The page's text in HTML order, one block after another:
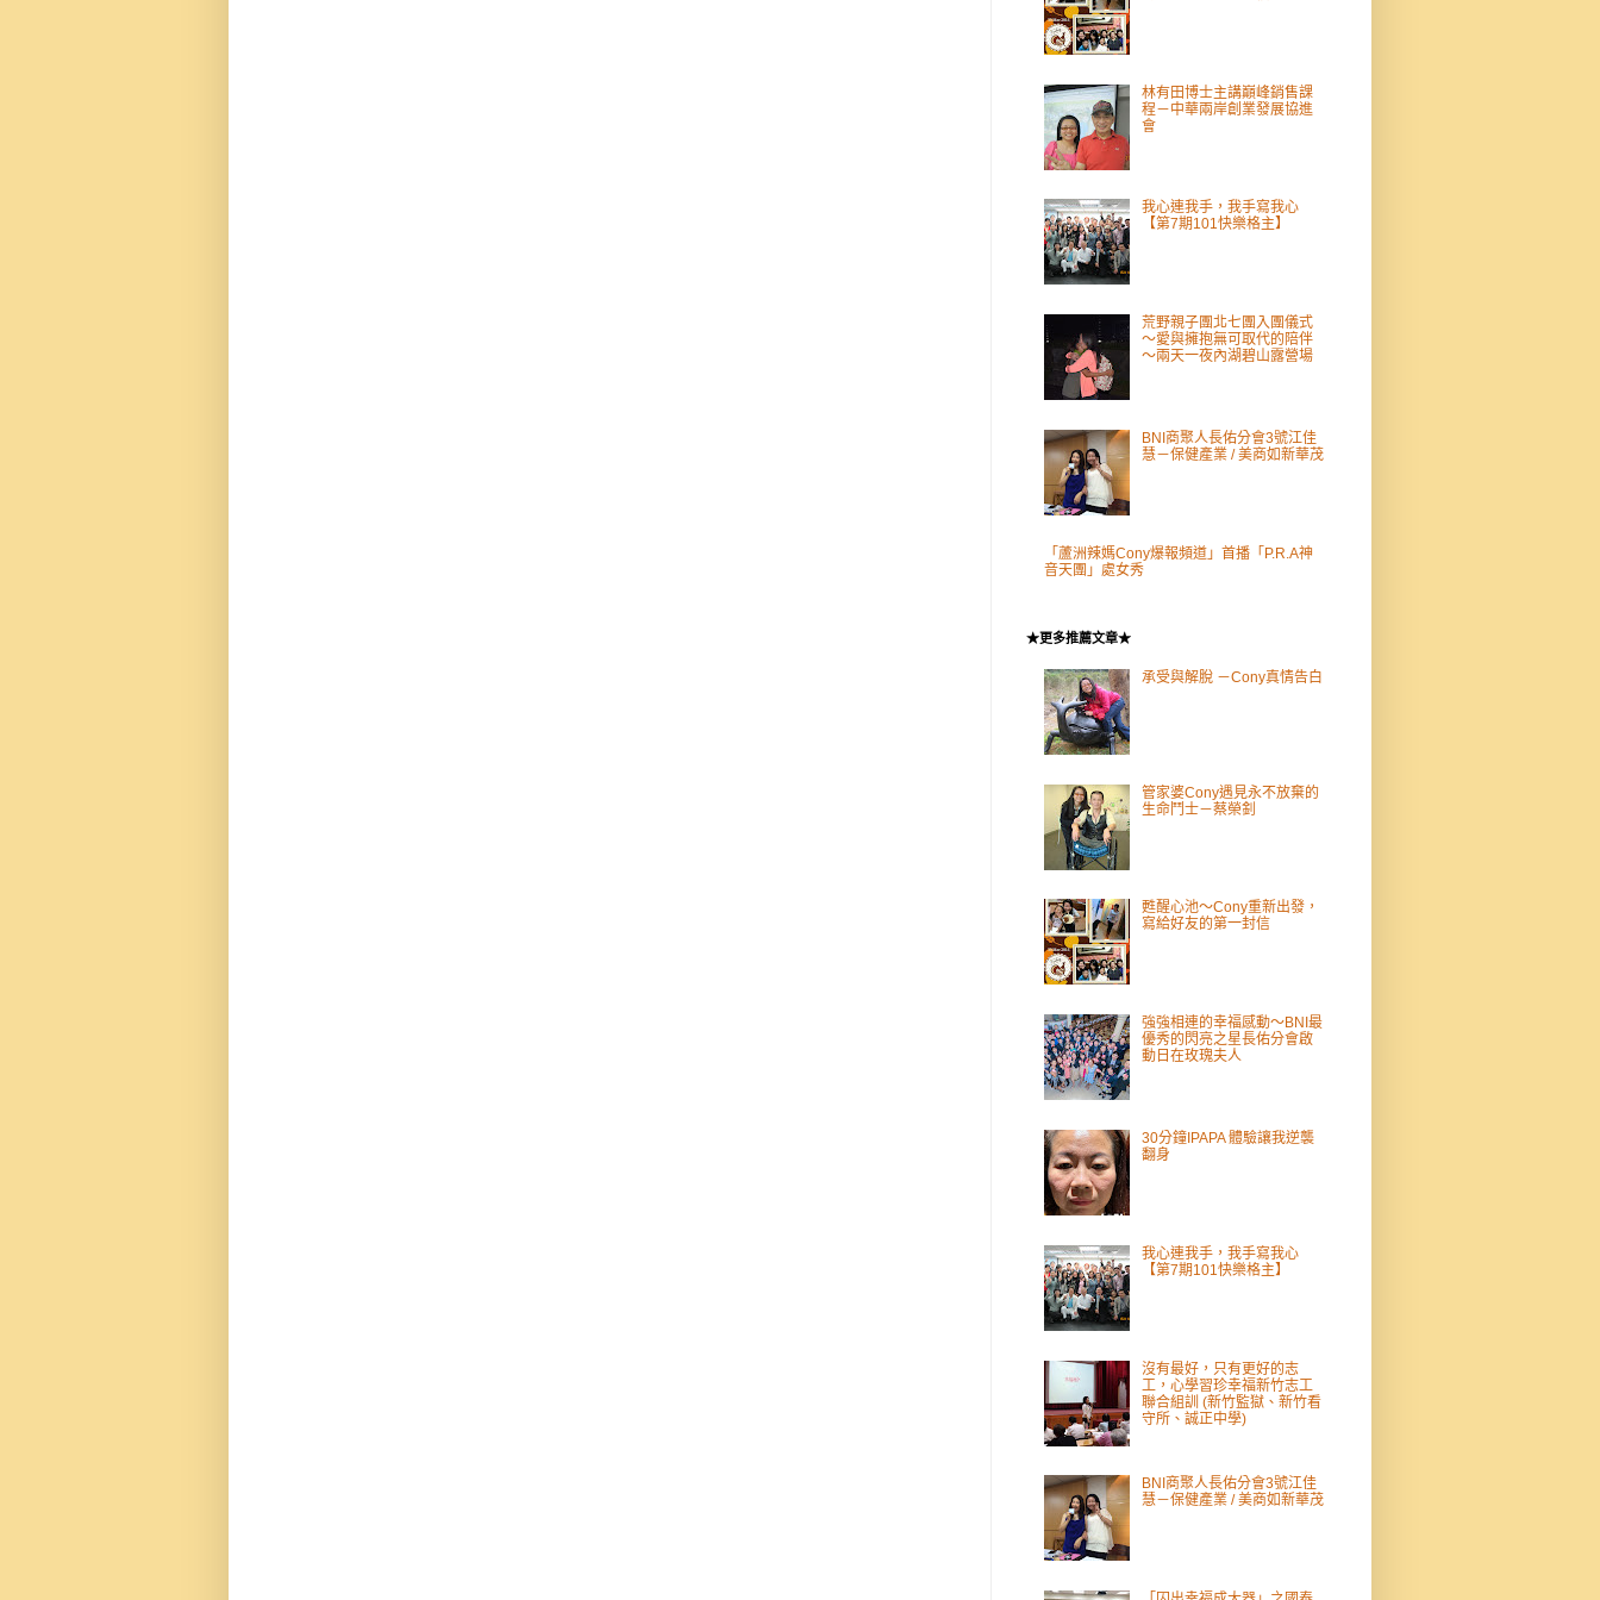
林有田博士主講巔峰銷售課
程－中華兩岸創業發展協進
會
我心連我手，我手寫我心
【第7期101快樂格主】
荒野親子團北七團入團儀式
～愛與擁抱無可取代的陪伴
～兩天一夜內湖碧山露營場
BNI商聚人長佑分會3號江佳
慧－保健產業 / 美商如新華茂
「蘆洲辣媽Cony爆報頻道」首播「P.R.A神
音天團」處女秀­
★更多推薦文章★
承受與解脫 －Cony真情告白
管家婆Cony遇見永不放棄的
生命鬥士－蔡榮釗
甦醒心池～Cony重新出發，
寫給好友的第一封信
強強相連的幸福感動～BNI最
優秀的閃亮之星長佑分會啟
動日在玫瑰夫人
30分鐘IPAPA 體驗讓我逆襲
翻身
我心連我手，我手寫我心
【第7期101快樂格主】
沒有最好，只有更好的志
工，心學習珍幸福新竹志工
聯合組訓 (新竹監獄、新竹看
守所、誠正中學)
BNI商聚人長佑分會3號江佳
慧－保健產業 / 美商如新華茂